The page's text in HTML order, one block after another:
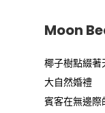
Moon
椰子樹點綴著
大自然婚禮
賓客在無邊